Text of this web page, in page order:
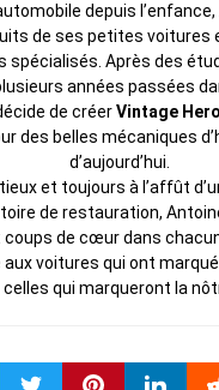
depuis
de ses petites voitures
spécialisés. Après des
années passées
de créerVintage
des belles mécaniques
d’aujourd’hui.
et toujours à l’affût
de restauration,
de cœur dans
aux voitures qui ont
celles qui marqueront la